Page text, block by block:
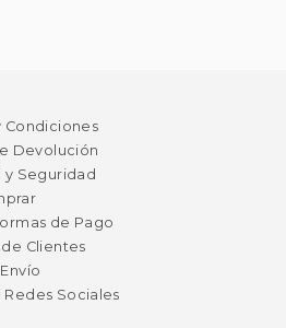
Condiciones
Devolución
y Seguridad
de Pago
Clientes
Sociales